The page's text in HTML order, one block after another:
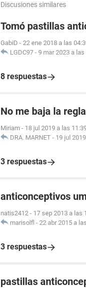
Discusiones similares
Tomó pastillas
GabiD - 22 ene 2018 a las
LGDC97 - 9 mar 2023 a las
8 respuestas
No me baja la
Miriam - 18 jul 2019 a las
DRA. MARNET - 19 jul
3 respuestas
anticonceptivos
natis2412 - 17 sep 2013 a las
marisolfl - 22 abr 2015 a
3 respuestas
pastillas